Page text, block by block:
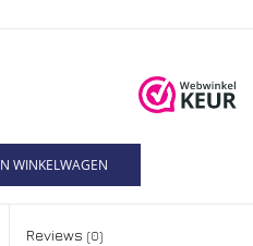
WINKELWAGEN
Reviews (0)